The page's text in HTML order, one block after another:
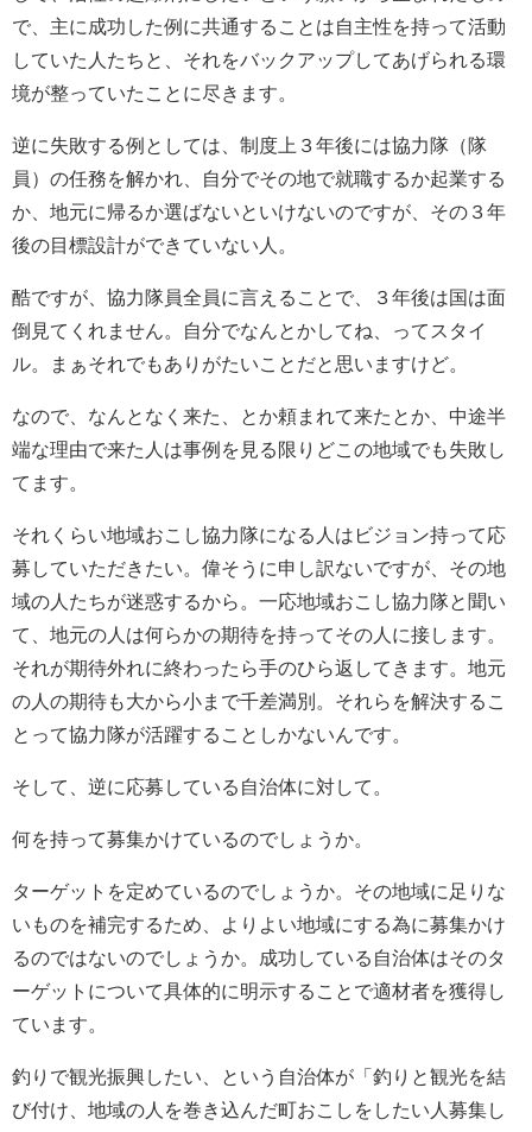
で、主に成功した例に共通することは自主性を持って活動
していた人たちと、それをバックアップしてあげられる環
境が整っていたことに尽きます。
逆に失敗する例としては、制度上３年後には協力隊（隊
員）の任務を解かれ、自分でその地で就職するか起業する
か、地元に帰るか選ばないといけないのですが、その３年
後の目標設計ができていない人。
酷ですが、協力隊員全員に言えることで、３年後は国は面
倒見てくれません。自分でなんとかしてね、ってスタイ
ル。まぁそれでもありがたいことだと思いますけど。
なので、なんとなく来た、とか頼まれて来たとか、中途半
端な理由で来た人は事例を見る限りどこの地域でも失敗し
てます。
それくらい地域おこし協力隊になる人はビジョン持って応
募していただきたい。偉そうに申し訳ないですが、その地
域の人たちが迷惑するから。一応地域おこし協力隊と聞い
て、地元の人は何らかの期待を持ってその人に接します。
それが期待外れに終わったら手のひら返してきます。地元
の人の期待も大から小まで千差満別。それらを解決するこ
とって協力隊が活躍することしかないんです。
そして、逆に応募している自治体に対して。
何を持って募集かけているのでしょうか。
ターゲットを定めているのでしょうか。その地域に足りな
いものを補完するため、よりよい地域にする為に募集かけ
るのではないのでしょうか。成功している自治体はそのタ
ーゲットについて具体的に明示することで適材者を獲得し
ています。
釣りで観光振興したい、という自治体が「釣りと観光を結
び付け、地域の人を巻き込んだ町おこしをしたい人募集し